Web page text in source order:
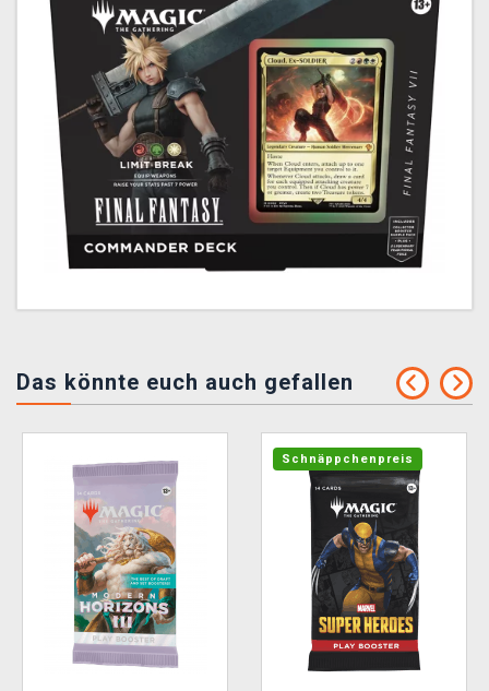
Das könnte euch auch gefallen
Schnäppchenpreis